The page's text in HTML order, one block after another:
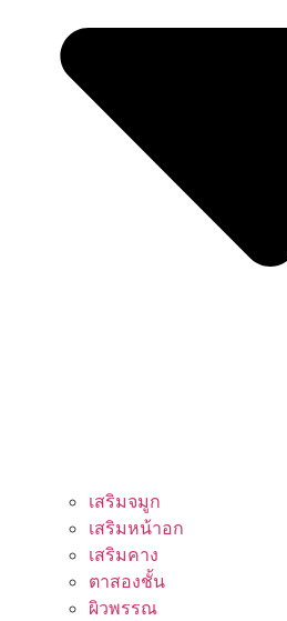
เสริมจมูก
เสริมหน้าอก
เสริมคาง
ตาสองชั้น
ผิวพรรณ